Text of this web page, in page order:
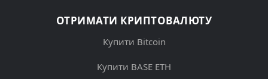
ОТРИМАТИ КРИПТОВАЛЮТУ
Купити Bitcoin
Купити BASE ETH